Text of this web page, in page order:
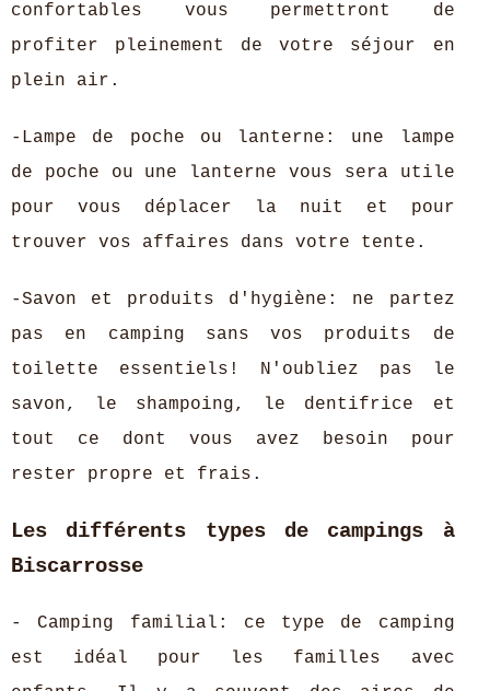
confortables vous permettront de
profiter pleinement de votre séjour en
plein air.
-Lampe de poche ou lanterne: une lampe
de poche ou une lanterne vous sera utile
pour vous déplacer la nuit et pour
trouver vos affaires dans votre tente.
-Savon et produits d'hygiène: ne partez
pas en camping sans vos produits de
toilette essentiels! N'oubliez pas le
savon, le shampoing, le dentifrice et
tout ce dont vous avez besoin pour
rester propre et frais.
Les différents types de campings à
Biscarrosse
- Camping familial: ce type de camping
est idéal pour les familles avec